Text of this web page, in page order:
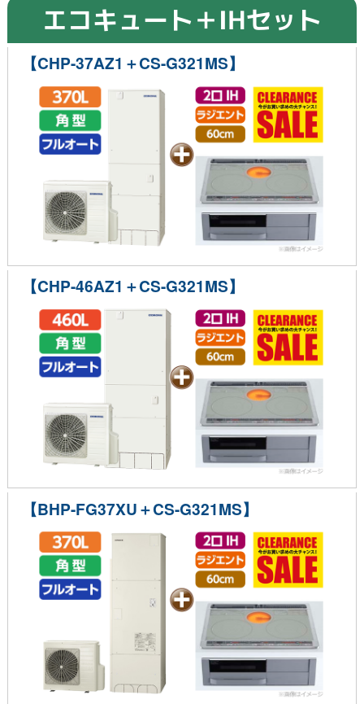
エコキュート＋IHセット
【CHP-37AZ1＋CS-G321MS】
【CHP-46AZ1＋CS-G321MS】
【BHP-FG37XU＋CS-G321MS】